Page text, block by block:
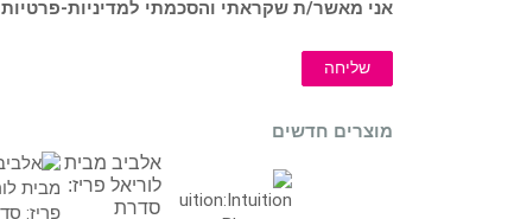
אני מאשר/ת שקראתי והסכמתי למדיניות-פרטיות
שליחה
מוצרים חדשים
אלביב מבית
לוריאל פריז:
סדרת